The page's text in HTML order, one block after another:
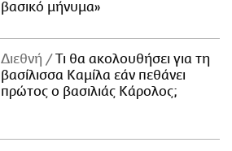
βασικό μήνυμα»
Διεθνή
Τι θα ακολουθήσει για τη
βασίλισσα Καμίλα εάν πεθάνει
πρώτος ο βασιλιάς Κάρολος;